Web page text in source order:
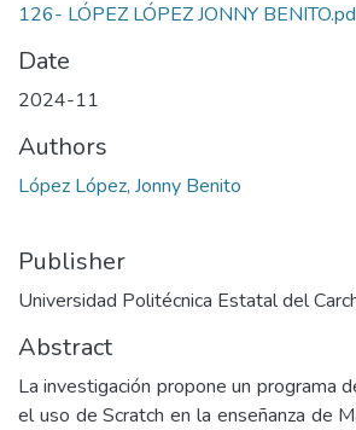
126- LÓPEZ LÓPEZ JONNY
Date
2024-11
Authors
López López, Jonny Benito
Publisher
Universidad Politécnica Estatal del
Abstract
La investigación propone un programa
el uso de Scratch en la enseñanza de